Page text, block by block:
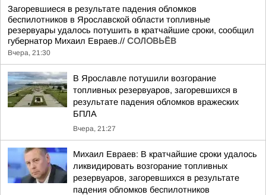
Загоревшиеся в результате падения обломков
беспилотников в Ярославской области топливные
резервуары удалось потушить в кратчайшие сроки, сообщил
губернатор Михаил Евраев.// СОЛОВЬЁВ
Вчера, 21:30
В Ярославле потушили возгорание
топливных резервуаров, загоревшихся в
результате падения обломков вражеских
БПЛА
Вчера, 21:27
Михаил Евраев: В кратчайшие сроки удалось
ликвидировать возгорание топливных
резервуаров, загоревшихся в результате
падения обломков беспилотников